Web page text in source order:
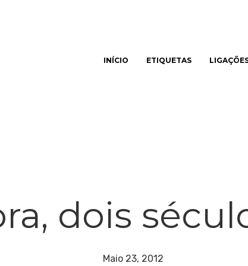
INÍCIO ETIQUETAS
dois
Maio 23, 2012